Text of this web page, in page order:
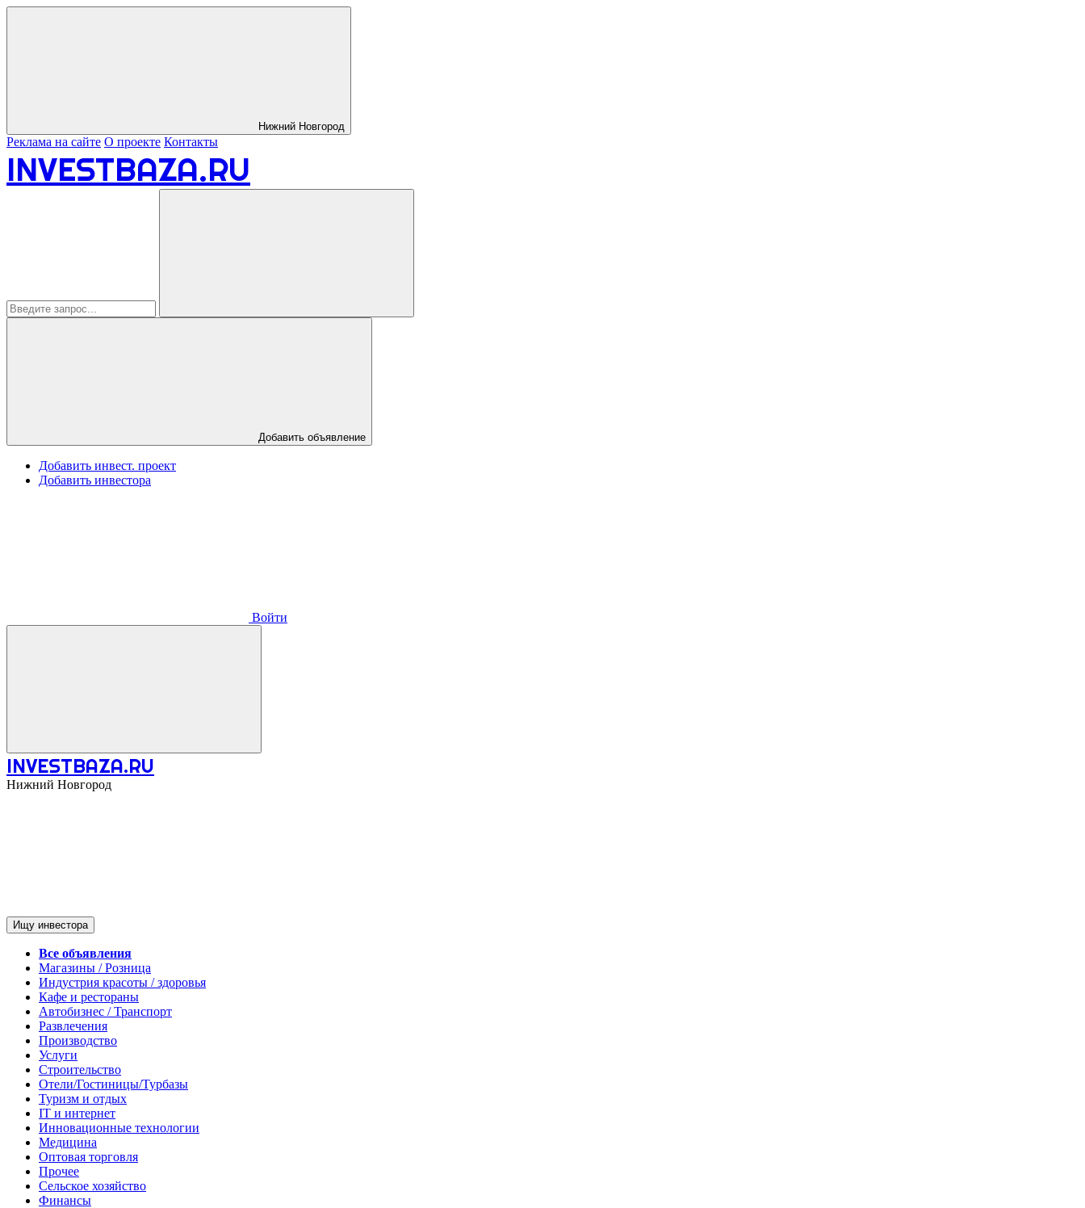
Нижний Новгород
Реклама на сайте О проекте Контакты
INVESTBAZA.RU
Добавить объявление
Добавить инвест. проект
Добавить инвестора
Войти
INVESTBAZA.RU
Нижний Новгород
Ищу инвестора
Все объявления
Магазины / Розница
Индустрия красоты / здоровья
Кафе и рестораны
Автобизнес / Транспорт
Развлечения
Производство
Услуги
Строительство
Отели/Гостиницы/Турбазы
Туризм и отдых
IT и интернет
Инновационные технологии
Медицина
Оптовая торговля
Прочее
Сельское хозяйство
Финансы